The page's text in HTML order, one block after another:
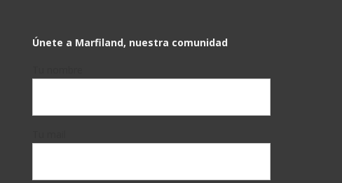
Únete a Marfiland, nuestra comunidad